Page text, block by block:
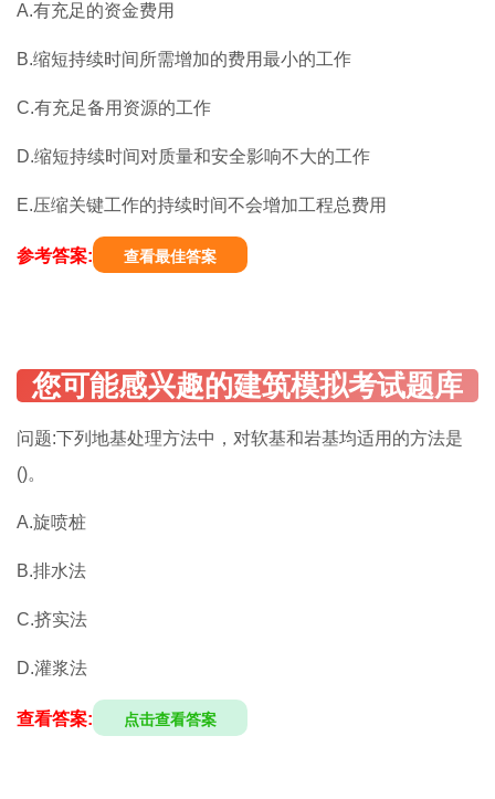
A.有充足的资金费用
B.缩短持续时间所需增加的费用最小的工作
C.有充足备用资源的工作
D.缩短持续时间对质量和安全影响不大的工作
E.压缩关键工作的持续时间不会增加工程总费用
参考答案: 查看最佳答案
问题:下列地基处理方法中，对软基和岩基均适用的方法是
()。
A.旋喷桩
B.排水法
C.挤实法
D.灌浆法
查看答案: 点击查看答案